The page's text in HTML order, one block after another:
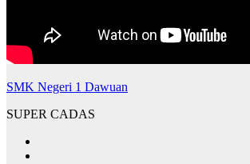
SMK Negeri 1 Dawuan
SUPER CADAS